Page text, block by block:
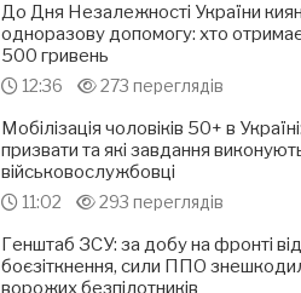
До Дня Незалежності України
одноразову допомогу: хто
500 гривень
12:36 273 переглядів
Мобілізація чоловіків 50+ в
призвати та які завдання
військовослужбовці
11:02 293 переглядів
Генштаб ЗСУ: за добу на фронті
боєзіткнення, сили ППО
ворожих безпілотників